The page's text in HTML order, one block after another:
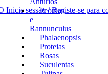
Anturios
Peonias
e
Rannunculus
Phalaenopsis
Proteias
Rosas
Suculentas
Inicie sessão / Registe-se para